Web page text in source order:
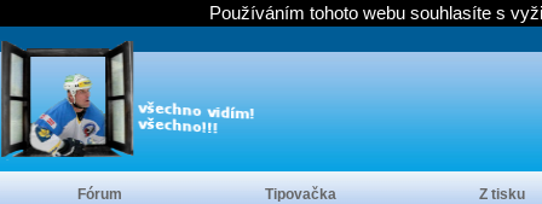
Fórum Tipovačka Z tisku
Používáním tohoto webu souhlasíte s